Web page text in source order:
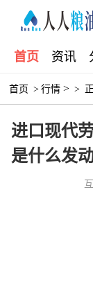
首页 资讯
首页 > 行情 > >
进口现代
是什么发动